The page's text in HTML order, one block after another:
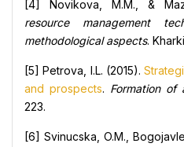
[4] Novikova, M.M., &
resource management
methodological aspects.
[5] Petrova, I.L. (2015).
and prospects. Formation of
223.
[6] Svinucska, O.M.,